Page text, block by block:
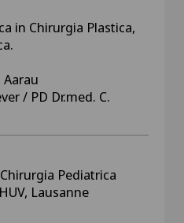
in Chirurgia Plastica,
/ PD Dr.med. C.
Pediatrica
Lausanne